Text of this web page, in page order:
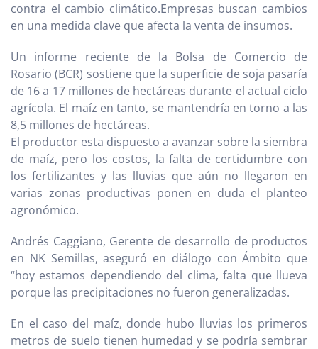
contra el cambio climático.Empresas buscan cambios
en una medida clave que afecta la venta de insumos.
Un informe reciente de la Bolsa de Comercio de
Rosario (BCR) sostiene que la superficie de soja pasaría
de 16 a 17 millones de hectáreas durante el actual ciclo
agrícola. El maíz en tanto, se mantendría en torno a las
8,5 millones de hectáreas.
El productor esta dispuesto a avanzar sobre la siembra
de maíz, pero los costos, la falta de certidumbre con
los fertilizantes y las lluvias que aún no llegaron en
varias zonas productivas ponen en duda el planteo
agronómico.
Andrés Caggiano, Gerente de desarrollo de productos
en NK Semillas, aseguró en diálogo con Ámbito que
“hoy estamos dependiendo del clima, falta que llueva
porque las precipitaciones no fueron generalizadas.
En el caso del maíz, donde hubo lluvias los primeros
metros de suelo tienen humedad y se podría sembrar